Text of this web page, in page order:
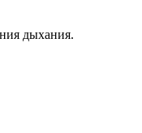
дыхания.